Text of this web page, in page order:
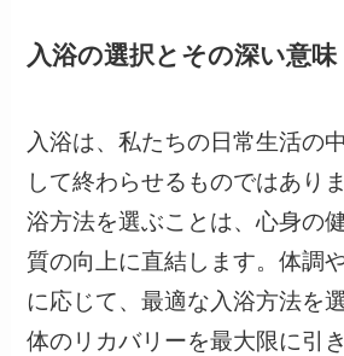
入浴の選択とその深い意味
入浴は、私たちの日常生活の
して終わらせるものではあり
浴方法を選ぶことは、心身の
質の向上に直結します。体調
に応じて、最適な入浴方法を
体のリカバリーを最大限に引